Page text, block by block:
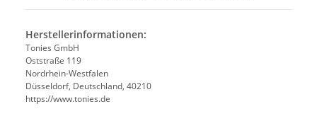
Herstellerinformationen:
Tonies GmbH
Oststraße 119
Nordrhein-Westfalen
Düsseldorf, Deutschland, 40210
https://www.tonies.de